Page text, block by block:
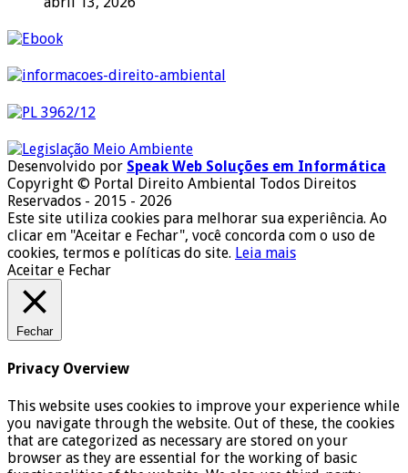
Desenvolvido por Speak Web Soluções em Informática
Copyright © Portal Direito Ambiental Todos Direitos
Reservados - 2015 - 2026
Este site utiliza cookies para melhorar sua experiência. Ao
clicar em "Aceitar e Fechar", você concorda com o uso de
cookies, termos e políticas do site. Leia mais
Aceitar e Fechar
Fechar
Privacy Overview
This website uses cookies to improve your experience while
you navigate through the website. Out of these, the cookies
that are categorized as necessary are stored on your
browser as they are essential for the working of basic